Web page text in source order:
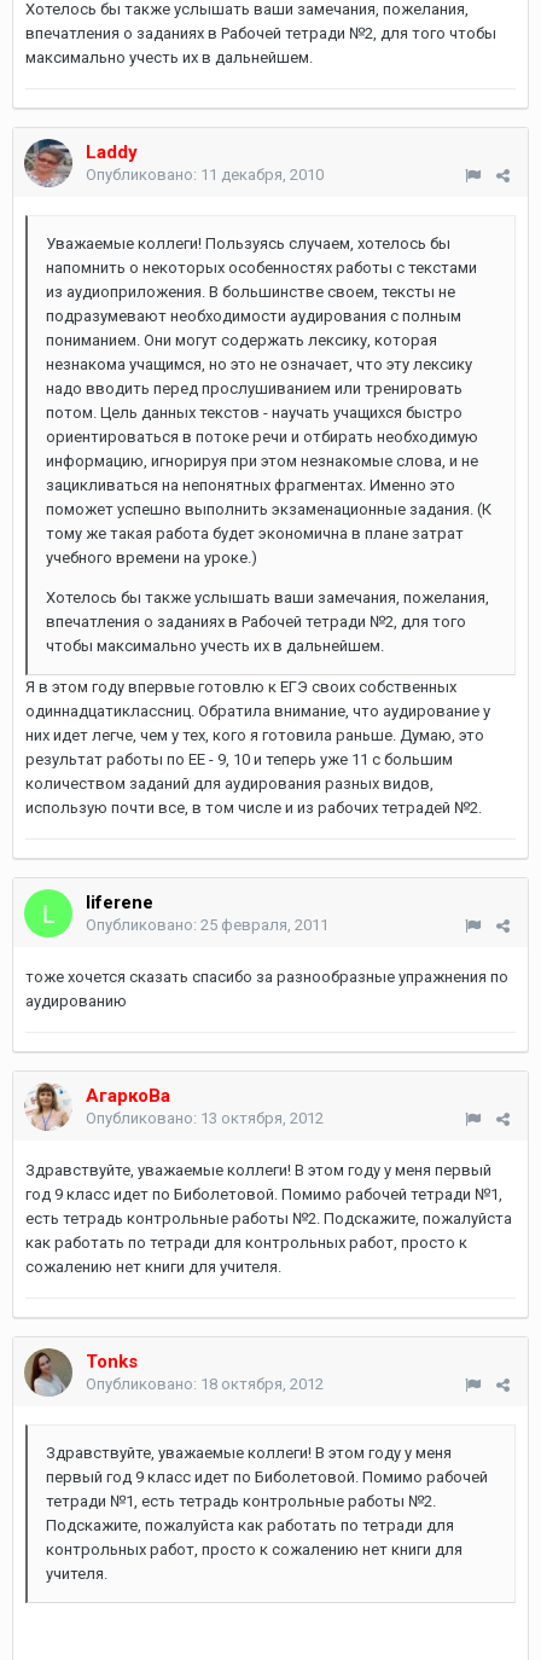
Хотелось бы также услышать ваши замечания, пожелания,
впечатления о заданиях в Рабочей тетради №2, для того чтобы
максимально учесть их в дальнейшем.
Laddy
Опубликовано: 11 декабря, 2010
Уважаемые коллеги! Пользуясь случаем, хотелось бы
напомнить о некоторых особенностях работы с текстами
из аудиоприложения. В большинстве своем, тексты не
подразумевают необходимости аудирования с полным
пониманием. Они могут содержать лексику, которая
незнакома учащимся, но это не означает, что эту лексику
надо вводить перед прослушиванием или тренировать
потом. Цель данных текстов - научать учащихся быстро
ориентироваться в потоке речи и отбирать необходимую
информацию, игнорируя при этом незнакомые слова, и не
зацикливаться на непонятных фрагментах. Именно это
поможет успешно выполнить экзаменационные задания. (К
тому же такая работа будет экономична в плане затрат
учебного времени на уроке.)
Хотелось бы также услышать ваши замечания, пожелания,
впечатления о заданиях в Рабочей тетради №2, для того
чтобы максимально учесть их в дальнейшем.
Я в этом году впервые готовлю к ЕГЭ своих собственных
одиннадцатиклассниц. Обратила внимание, что аудирование у
них идет легче, чем у тех, кого я готовила раньше. Думаю, это
результат работы по ЕЕ - 9, 10 и теперь уже 11 с большим
количеством заданий для аудирования разных видов,
использую почти все, в том числе и из рабочих тетрадей №2.
liferene
Опубликовано: 25 февраля, 2011
тоже хочется сказать спасибо за разнообразные упражнения по
аудированию
АгаркоВа
Опубликовано: 13 октября, 2012
Здравствуйте, уважаемые коллеги! В этом году у меня первый
год 9 класс идет по Биболетовой. Помимо рабочей тетради №1,
есть тетрадь контрольные работы №2. Подскажите, пожалуйста
как работать по тетради для контрольных работ, просто к
сожалению нет книги для учителя.
Tonks
Опубликовано: 18 октября, 2012
Здравствуйте, уважаемые коллеги! В этом году у меня
первый год 9 класс идет по Биболетовой. Помимо рабочей
тетради №1, есть тетрадь контрольные работы №2.
Подскажите, пожалуйста как работать по тетради для
контрольных работ, просто к сожалению нет книги для
учителя.